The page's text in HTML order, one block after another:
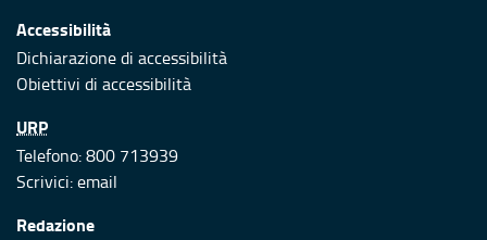
Accessibilità
Dichiarazione di accessibilità
Obiettivi di accessibilità
URP
Telefono: 800 713939
Scrivici:email
Redazione